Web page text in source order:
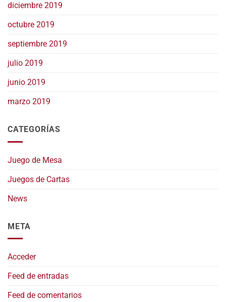
diciembre 2019
octubre 2019
septiembre 2019
julio 2019
junio 2019
marzo 2019
CATEGORÍAS
Juego de Mesa
Juegos de Cartas
News
META
Acceder
Feed de entradas
Feed de comentarios